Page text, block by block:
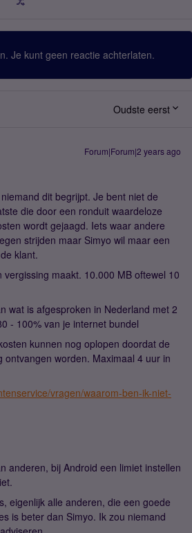
Je kunt geen reactie achterlaten.
Oudste eerst
Forum|Forum|2 years ago
dit begrijpt. Je bent niet de
die door een ronduit waardeloze
wordt gejaagd. Iets waar andere
strijden maar Simyo wil maar een
klant.
maakt. 10.000 MB oftewel 10
wat is afgesproken in Nederland met 2
- 100% van je internet bundel
kunnen nog oplopen doordat de
ontvangen worden. Maximaal 4 uur in
vragen/waarom-ben-ik-niet-
anderen, bij Android een limiet instellen
eigenlijk alle anderen, die een goede
is beter dan Simyo. Ik zou niemand